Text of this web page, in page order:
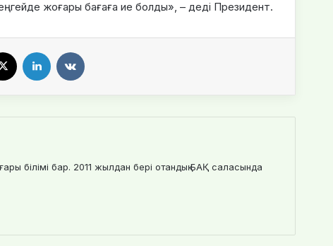
жоғары бағаға ие болды», – деді Президент.
білімі бар. 2011 жылдан бері отандық БАҚ саласында